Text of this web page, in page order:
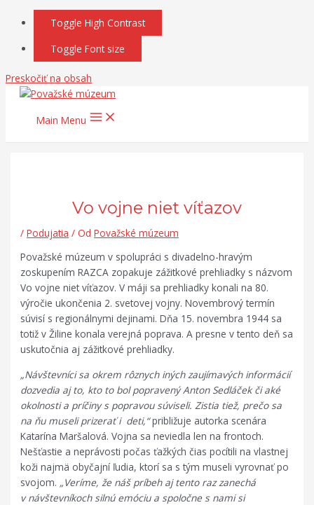
Toggle High Contrast
Toggle Font size
Preskočiť na obsah
Main Menu
Vo vojne niet víťazov
/Podujatia / Od Považské múzeum
Považské múzeum v spolupráci s divadelno-hravým
zoskupením RAZCA zopakuje zážitkové prehliadky s názvom
Vo vojne niet víťazov. V máji sa prehliadky konali na 80.
výročie ukončenia 2. svetovej vojny. Novembrový termín
súvisí s regionálnymi dejinami. Dňa 15. novembra 1944 sa
totiž v Žiline konala verejná poprava. A presne v tento deň sa
uskutočnia aj zážitkové prehliadky.
„Návštevníci sa okrem rôznych iných zaujímavých informácií
dozvedia aj to, kto to bol popravený Anton Sedláček či aké
okolnosti a príčiny s popravou súviseli. Zistia tiež, prečo sa
na ňu museli prizerať i deti,“približuje autorka scenára
Katarína Maršalová. Vojna sa neviedla len na frontoch.
Nešťastie a neprávosti počas ťažkých čias pocítili na vlastnej
koži najmä obyčajní ľudia, ktorí sa s tým museli vyrovnať po
svojom. „Veríme, že náš príbeh aj tento raz zanechá
v návštevníkoch silnú emóciu a spoločne s nami si